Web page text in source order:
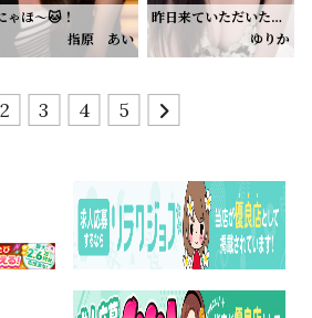
ゆっくり癒されに来ませんか？☺️
外歩いてるだけでも疲れちゃうよね🥺
る時間も好きです🫶🏻
ゃほ〜🐱！
盆帰省する！🏠
前回ラストお休みになっちゃったんだけど🈵ありがとうございました🥲✨
あいが癒されてるって言うくらい毎回幸せ( ´˘` )💞
また出勤決まったら日記あげます🗓✨️
指原 あい
昨日来ていただいたお兄様ありがとう😭♡
急用の為、早めに退勤させていただいておりました（ ; ; ）
お近くのお兄さんやタイミング合うお兄さんよかったら遊びに来てくれたら嬉しいです♡
ゆりか
2 3 4 5